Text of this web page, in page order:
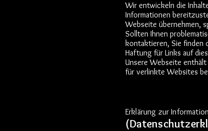
Wir entwickeln die
Informationen
Webseite übernehmen,
Sollten Ihnen
kontaktieren, Sie finden
Haftung für Links auf
Unsere Webseite
für verlinkte Websites
Erklärung zur